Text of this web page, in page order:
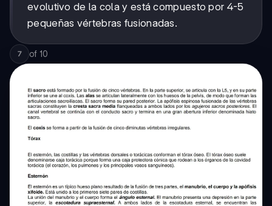
evolutivo de la cola y está compuesto por 4-5
pequeñas vértebras fusionadas.
7 of 10